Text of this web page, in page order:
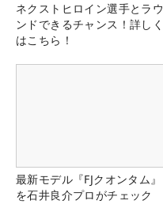
ネクストヒロイン選手とラウ
ンドできるチャンス！詳しく
はこちら！
最新モデル『FJクオンタム』
を石井良介プロがチェック